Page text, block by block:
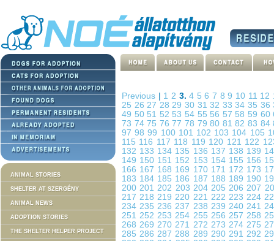
ANIMAL STORIES
SHELTER AT SZERGÉNY
ANIMAL NEWS
ADOPTION STORIES
THE SHELTER HELPER PROJECT
Previous 1 2 3. 4 567 89 10 11 12
25 2627 282930 3132 333435 36
49 50 51 52 53 54 55 56 57 58 59 60
73 7475 767778 7980 818283 84
979899 100 101 102 103 104 105
115 116 117 118 119 120 121 122
132 133 134 135 136 137 138 139
149 150 151 152 153 154 155 156
166 167 168 169 170 171 172 173
183 184 185 186 187 188 189 190
200201202 203 204 205206207
217218219220 221 222 223 224
234235236237 238 239 240 241
251252253254 255 256 257 258
268269270271 272 273 274 275
285286287288 289 290 291 292